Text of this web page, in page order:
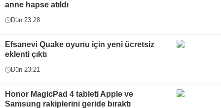
anne hapse atıldı
Dün 23:28
Efsanevi Quake oyunu için yeni ücretsiz
eklenti çıktı
Dün 23:21
Honor MagicPad 4 tableti Apple ve
Samsung rakiplerini geride bıraktı